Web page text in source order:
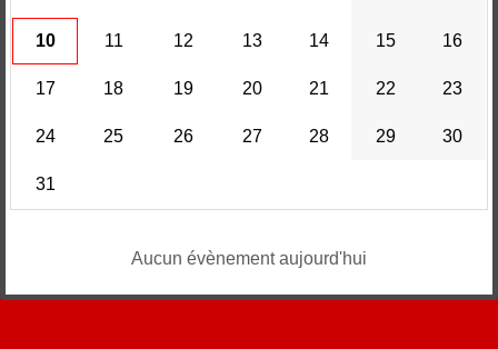
10 11 12 13 14 15 16
17 18 19 20 21 22 23
24 25 26 27 28 29 30
31
Aucun évènement aujourd'hui